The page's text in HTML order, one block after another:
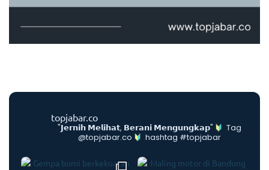
topjabar.co
"𝗝𝗲𝗿𝗻𝗶𝗵 𝗠𝗲𝗹𝗶𝗵𝗮𝘁, 𝗕𝗲𝗿𝗮𝗻𝗶 𝗠𝗲𝗻𝗴𝘂𝗻𝗴𝗸𝗮𝗽"
Tag
@topjabar.co
hashtag #topjabar